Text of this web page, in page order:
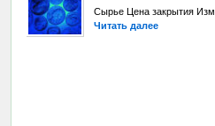
Сырье Цена закрытия
Читать далее